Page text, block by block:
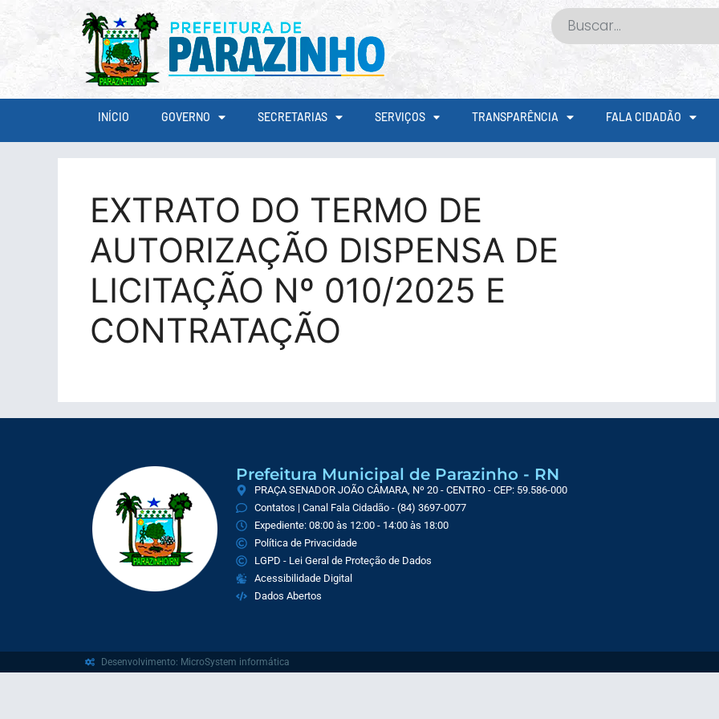
INÍCIO GOVERNO SECRETARIAS SERVIÇOS TRANSPARÊNCIA FALA CIDADÃO
EXTRATO DO TERMO DE
AUTORIZAÇÃO DISPENSA DE
LICITAÇÃO Nº 010/2025 E
CONTRATAÇÃO
Prefeitura Municipal de Parazinho - RN
PRAÇA SENADOR JOÃO CÂMARA, Nº 20 - CENTRO - CEP: 59.586-000
Contatos | Canal Fala Cidadão - (84) 3697-0077
Expediente: 08:00 às 12:00 - 14:00 às 18:00
Política de Privacidade
LGPD - Lei Geral de Proteção de Dados
Acessibilidade Digital
Dados Abertos
Desenvolvimento: MicroSystem informática